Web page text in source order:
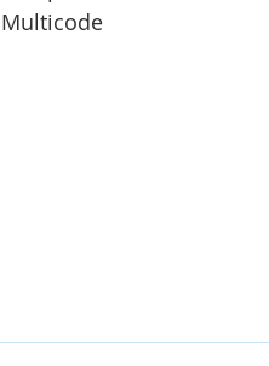
Multicode